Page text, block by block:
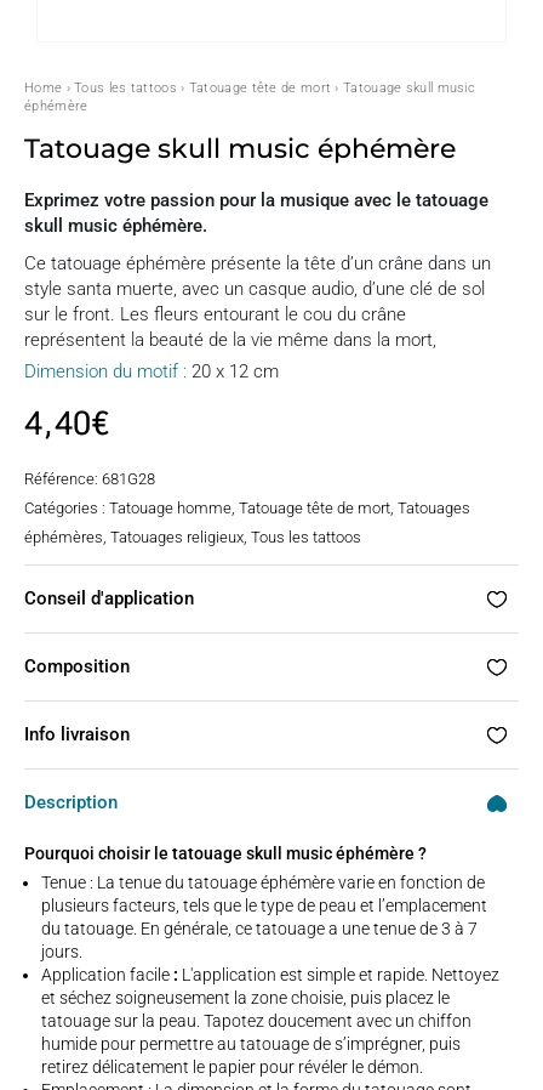
Home ›Tous les tattoos › Tatouage tête de mort › Tatouage skull music
éphémère
Tatouage skull music éphémère
Exprimez votre passion pour la musique avec le tatouage
skull music éphémère.
Ce tatouage éphémère présente la tête d’un crâne dans un
style santa muerte, avec un casque audio, d’une clé de sol
sur le front. Les fleurs entourant le cou du crâne
représentent la beauté de la vie même dans la mort,
Dimension du motif : 20 x 12 cm
4,40€
Référence: 681G28
Catégories : Tatouage homme, Tatouage tête de mort, Tatouages
éphémères, Tatouages religieux, Tous les tattoos
Conseil d'application
Composition
Info livraison
Description
Pourquoi choisir le tatouage skull music éphémère ?
Tenue : La tenue du tatouage éphémère varie en fonction de
plusieurs facteurs, tels que le type de peau et l’emplacement
du tatouage. En générale, ce tatouage a une tenue de 3 à 7
jours.
Application facile : L'application est simple et rapide. Nettoyez
et séchez soigneusement la zone choisie, puis placez le
tatouage sur la peau. Tapotez doucement avec un chiffon
humide pour permettre au tatouage de s’imprégner, puis
retirez délicatement le papier pour révéler le démon.